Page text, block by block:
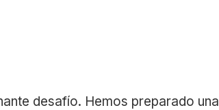
desafío. Hemos preparado una